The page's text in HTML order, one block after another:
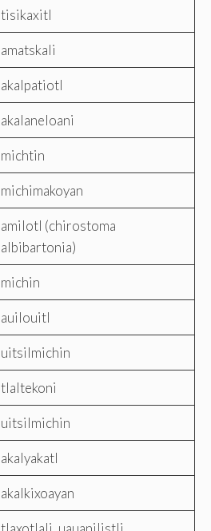
tisikaxitl
amatskali
akalpatiotl
akalaneloani
michtin
michimakoyan
amilotl (chirostoma
albibartonia)
michin
auilouitl
uitsilmichin
tlaltekoni
uitsilmichin
akalyakatl
akalkixoayan